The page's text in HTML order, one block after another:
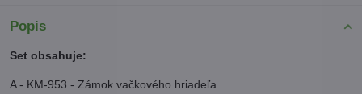
Popis
Set obsahuje:
A - KM-953 - Zámok vačkového hriadeľa